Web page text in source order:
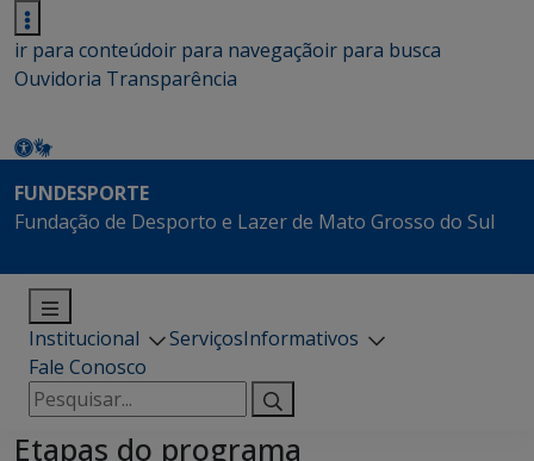
ir para conteúdoir para navegaçãoir para busca
Ouvidoria Transparência
FUNDESPORTE
Fundação de Desporto e Lazer de Mato Grosso do Sul
Institucional ServiçosInformativos
Fale Conosco
Pesquisar
por:
Etapas do programa